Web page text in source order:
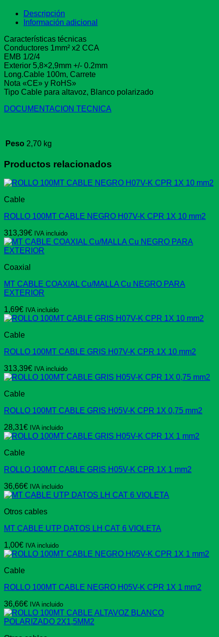
Descripción
Información adicional
Características técnicas
Conductores 1mm² x2 CCA
EMB 1/2/4
Exterior 5,8×2,9mm +/- 0.2mm
Long.Cable 100m, Carrete
Nota «CE» y RoHS»
Tipo Cable para altavoz, Blanco polarizado
DOCUMENTACION TECNICA
Peso 2,70 kg
Productos relacionados
Cable
ROLLO 100MT CABLE NEGRO H07V-K CPR 1X 10 mm2
313,39€ IVA incluido
Coaxial
MT CABLE COAXIAL Cu/MALLA Cu NEGRO PARA
EXTERIOR
1,69€ IVA incluido
Cable
ROLLO 100MT CABLE GRIS H07V-K CPR 1X 10 mm2
313,39€ IVA incluido
Cable
ROLLO 100MT CABLE GRIS H05V-K CPR 1X 0,75 mm2
28,31€ IVA incluido
Cable
ROLLO 100MT CABLE GRIS H05V-K CPR 1X 1 mm2
36,66€ IVA incluido
Otros cables
MT CABLE UTP DATOS LH CAT 6 VIOLETA
1,00€ IVA incluido
Cable
ROLLO 100MT CABLE NEGRO H05V-K CPR 1X 1 mm2
36,66€ IVA incluido